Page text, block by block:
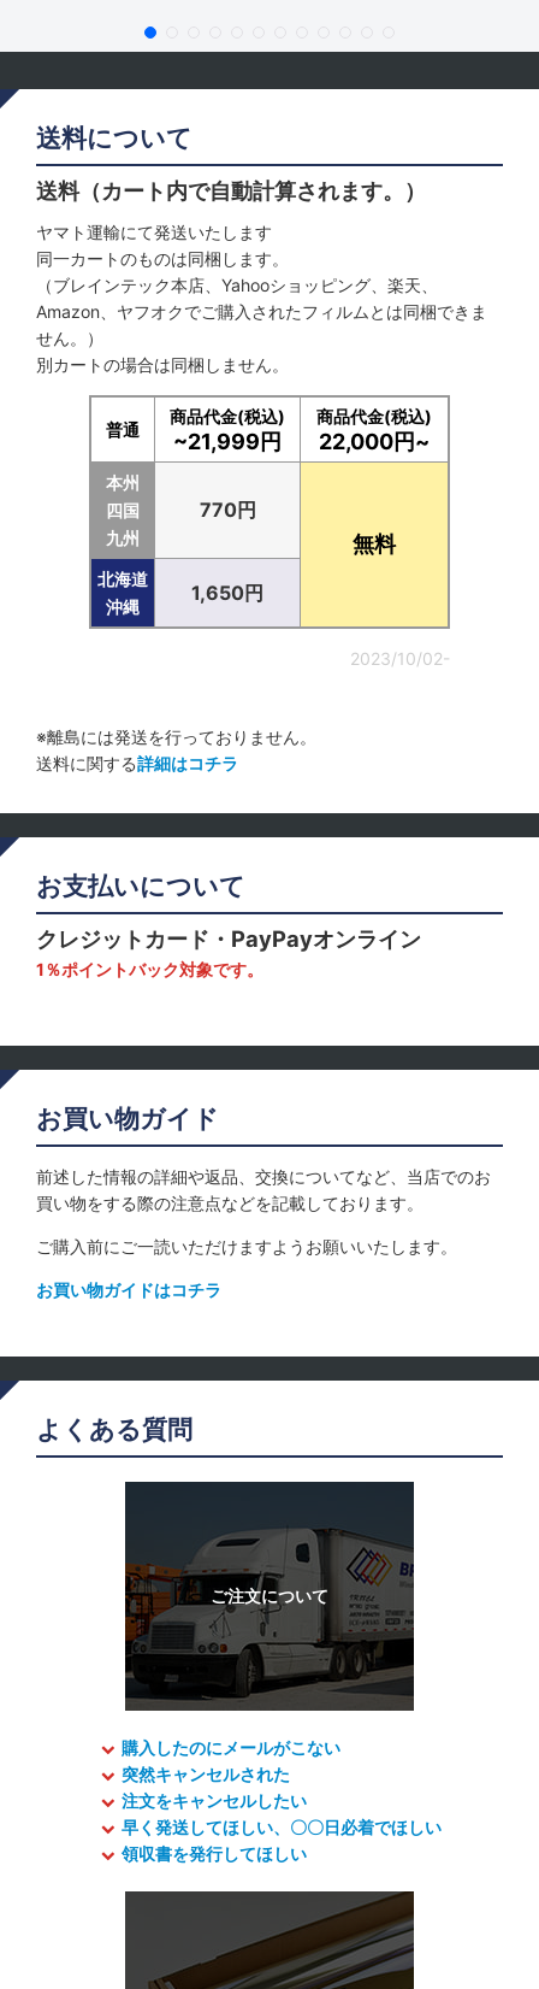
送料について
送料（カート内で自動計算されます。）
ヤマト運輸にて発送いたします
同一カートのものは同梱します。
（ブレインテック本店、Yahooショッピング、楽天、
Amazon、ヤフオクでご購入されたフィルムとは同梱できま
せん。）
別カートの場合は同梱しません。
普通
商品代金(税込)
~21,999円
商品代金(税込)
22,000円~
本州
四国
九州
770円
無料
北海道
沖縄
1,650円
2023/10/02-
※離島には発送を行っておりません。
送料に関する詳細はコチラ
お支払いについて
クレジットカード・PayPayオンライン
1％ポイントバック対象です。
お買い物ガイド
前述した情報の詳細や返品、交換についてなど、当店でのお
買い物をする際の注意点などを記載しております。
ご購入前にご一読いただけますようお願いいたします。
お買い物ガイドはコチラ
よくある質問
購入したのにメールがこない
突然キャンセルされた
注文をキャンセルしたい
早く発送してほしい、〇〇日必着でほしい
領収書を発行してほしい